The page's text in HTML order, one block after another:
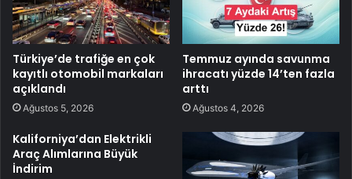
Türkiye’de trafiğe en çok
kayıtlı otomobil markaları
açıklandı
Ağustos 5, 2026
Temmuz ayında savunma
ihracatı yüzde 14’ten fazla
arttı
Ağustos 4, 2026
Kaliforniya’dan Elektrikli
Araç Alımlarına Büyük
İndirim